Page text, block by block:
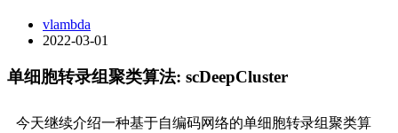
vlambda
2022-03-01
单细胞转录组聚类算法: scDeepCluster
今天继续介绍一种基于自编码网络的单细胞转录组聚类算